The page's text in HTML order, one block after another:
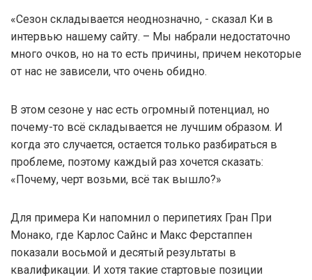
«Сезон складывается неоднозначно, - сказал Ки в
интервью нашему сайту. – Мы набрали недостаточно
много очков, но на то есть причины, причем некоторые
от нас не зависели, что очень обидно.
В этом сезоне у нас есть огромный потенциал, но
почему-то всё складывается не лучшим образом. И
когда это случается, остается только разбираться в
проблеме, поэтому каждый раз хочется сказать:
«Почему, черт возьми, всё так вышло?»
Для примера Ки напомнил о перипетиях Гран При
Монако, где Карлос Сайнс и Макс Ферстаппен
показали восьмой и десятый результаты в
квалификации. И хотя такие стартовые позиции